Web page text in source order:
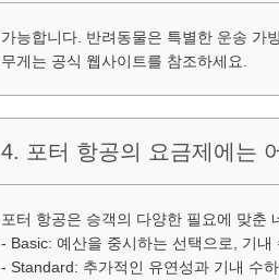
가능합니다. 반려동물은 특별한 운송 가
무게는 공식 웹사이트를 참조하세요.
4. 포터 항공의 요금제에는
포터 항공은 승객의 다양한 필요에 맞춘
- Basic: 예산을 중시하는 선택으로, 기
- Standard: 추가적인 유연성과 기내 수